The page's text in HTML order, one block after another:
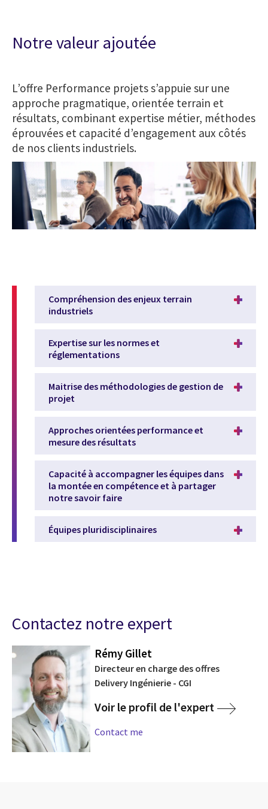
Notre valeur ajoutée
L’offre Performance projets s’appuie sur une
approche pragmatique, orientée terrain et
résultats, combinant expertise métier, méthodes
éprouvées et capacité d’engagement aux côtés
de nos clients industriels.
Compréhension des enjeux terrain
industriels
Expertise sur les normes et
réglementations
Maitrise des méthodologies de gestion de
projet
Approches orientées performance et
mesure des résultats
Capacité à accompagner les équipes dans
la montée en compétence et à partager
notre savoir faire
Équipes pluridisciplinaires
Contactez notre expert
Rémy Gillet
Directeur en charge des offres
Delivery Ingénierie - CGI
Voir le profil de l'expert
Contact me